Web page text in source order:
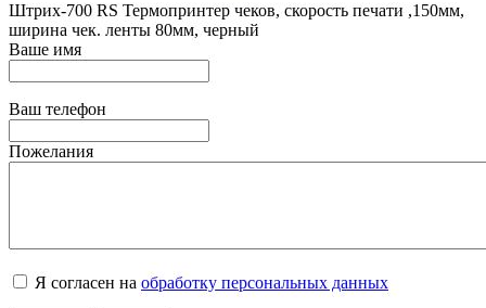
Штрих-700 RS Термопринтер чеков, скорость печати ,150мм,
ширина чек. ленты 80мм, черный
Ваше имя
Ваш телефон
Пожелания
Я согласен на обработку персональных данных